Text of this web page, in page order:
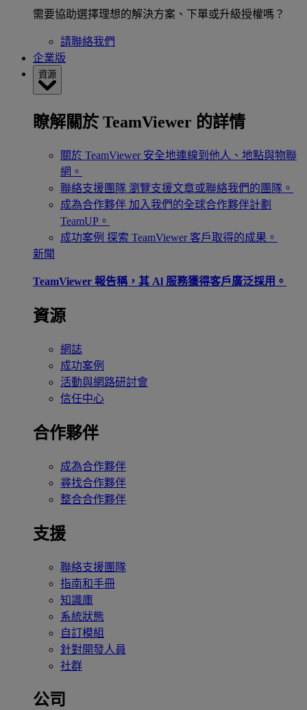
需要協助選擇理想的解決方案、下單或升級授權嗎？
請聯絡我們
企業版
資源
瞭解關於 TeamViewer 的詳情
關於 TeamViewer 安全地連線到他人、地點與物聯
網。
聯絡支援團隊 瀏覽支援文章或聯絡我們的團隊。
成為合作夥伴 加入我們的全球合作夥伴計劃
TeamUP。
成功案例 探索 TeamViewer 客戶取得的成果。
新聞
TeamViewer 報告稱，其 Al 服務獲得客戶廣泛採用。
資源
網誌
成功案例
活動與網路研討會
信任中心
合作夥伴
成為合作夥伴
尋找合作夥伴
整合合作夥伴
支援
聯絡支援團隊
指南和手冊
知識庫
系統狀態
自訂模組
針對開發人員
社群
公司